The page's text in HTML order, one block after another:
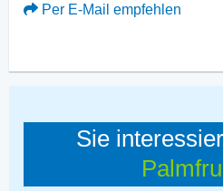
Per E-Mail empfehlen
Sie